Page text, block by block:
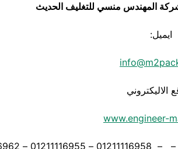
شركة المهندس منسي للتغليف الحديث
ايميل:
الاليكتروني
www.engineer-